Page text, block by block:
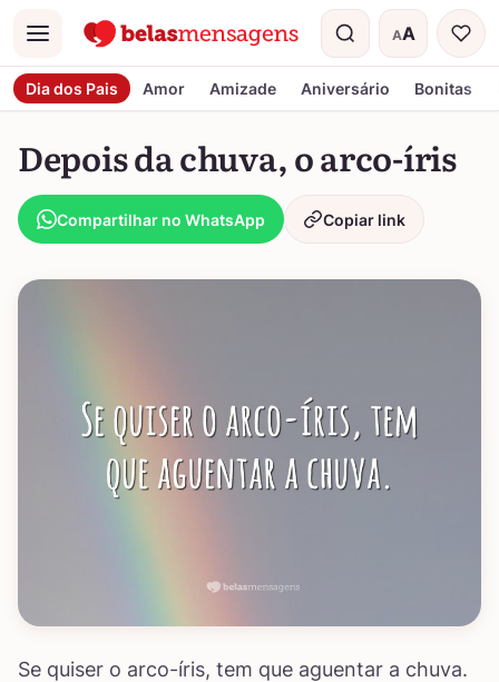
Menu AA
Tamanho do
Dia dos Pais Amor Amizade Aniversário Bonitas
Depois da chuva, o arco-íris
Compartilhar no WhatsApp Copiar link
Se quiser o arco-íris, tem que aguentar a chuva.